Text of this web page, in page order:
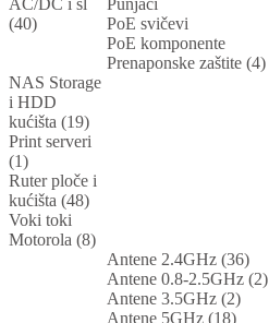
AC/DC i sl
(40)
Punjači
PoE svičevi
PoE komponente
Prenaponske zaštite (4)
NAS Storage
i HDD
kućišta (19)
Print serveri
(1)
Ruter ploče i
kućišta (48)
Voki toki
Motorola (8)
Antene 2.4GHz (36)
Antene 0.8-2.5GHz (2)
Antene 3.5GHz (2)
Antene 5GHz (18)